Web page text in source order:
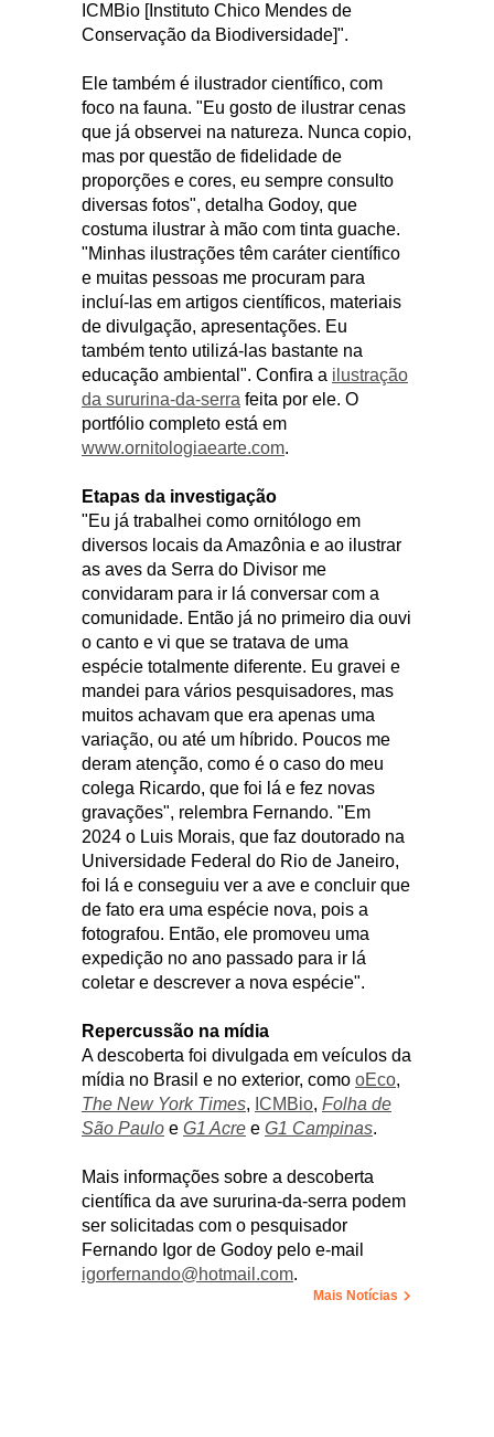
ICMBio [Instituto Chico Mendes de
Conservação da Biodiversidade]".
Ele também é ilustrador científico, com
foco na fauna. "Eu gosto de ilustrar cenas
que já observei na natureza. Nunca copio,
mas por questão de fidelidade de
proporções e cores, eu sempre consulto
diversas fotos", detalha Godoy, que
costuma ilustrar à mão com tinta guache.
"Minhas ilustrações têm caráter científico
e muitas pessoas me procuram para
incluí-las em artigos científicos, materiais
de divulgação, apresentações. Eu
também tento utilizá-las bastante na
educação ambiental". Confira a ilustração
da sururina-da-serra feita por ele. O
portfólio completo está em
www.ornitologiaearte.com.
Etapas da investigação
"Eu já trabalhei como ornitólogo em
diversos locais da Amazônia e ao ilustrar
as aves da Serra do Divisor me
convidaram para ir lá conversar com a
comunidade. Então já no primeiro dia ouvi
o canto e vi que se tratava de uma
espécie totalmente diferente. Eu gravei e
mandei para vários pesquisadores, mas
muitos achavam que era apenas uma
variação, ou até um híbrido. Poucos me
deram atenção, como é o caso do meu
colega Ricardo, que foi lá e fez novas
gravações", relembra Fernando. "Em
2024 o Luis Morais, que faz doutorado na
Universidade Federal do Rio de Janeiro,
foi lá e conseguiu ver a ave e concluir que
de fato era uma espécie nova, pois a
fotografou. Então, ele promoveu uma
expedição no ano passado para ir lá
coletar e descrever a nova espécie".
Repercussão na mídia
A descoberta foi divulgada em veículos da
mídia no Brasil e no exterior, como oEco,
The New York Times, ICMBio, Folha de
São Paulo e G1 Acre e G1 Campinas.
Mais informações sobre a descoberta
científica da ave sururina-da-serra podem
ser solicitadas com o pesquisador
Fernando Igor de Godoy pelo e-mail
igorfernando@hotmail.com.
Mais Notícias